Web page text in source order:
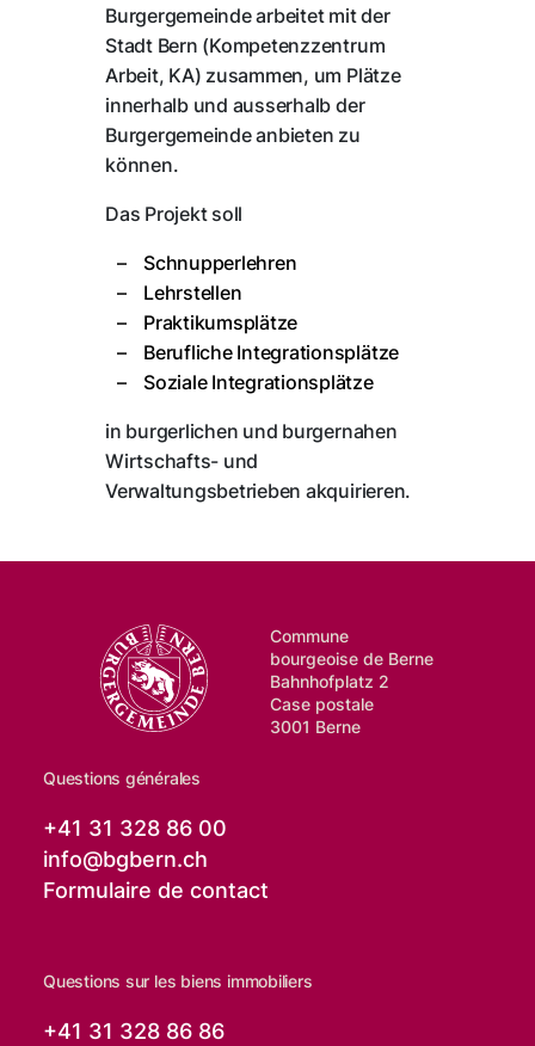
Burgergemeinde arbeitet mit der
Stadt Bern (Kompetenzzentrum
Arbeit, KA) zusammen, um Plätze
innerhalb und ausserhalb der
Burgergemeinde anbieten zu
können.
Das Projekt soll
Schnupperlehren
Lehrstellen
Praktikumsplätze
Berufliche Integrationsplätze
Soziale Integrationsplätze
in burgerlichen und burgernahen
Wirtschafts- und
Verwaltungsbetrieben akquirieren.
Commune
bourgeoise de Berne
Bahnhofplatz 2
Case postale
3001 Berne
Questions générales
+41 31 328 86 00
info@bgbern.ch
Formulaire de contact
Questions sur les biens immobiliers
+41 31 328 86 86